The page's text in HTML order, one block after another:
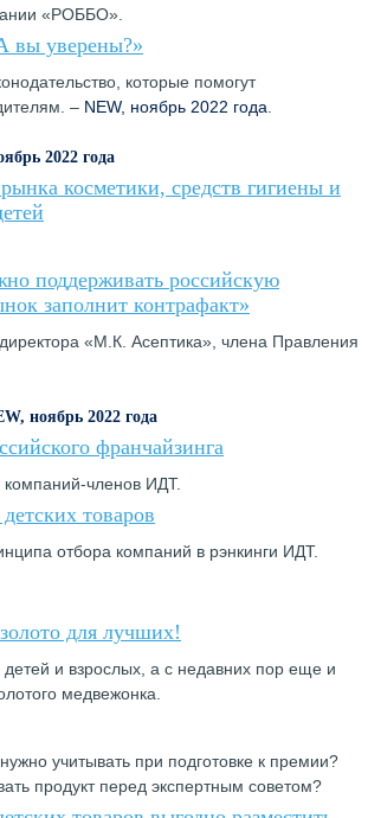
«РОББО».
вы уверены?»
которые помогут
– NEW, ноябрь 2022 года
2022 года
косметики, средств гигиены и
поддерживать российскую
заполнит контрафакт»
«М.К. Асептика», члена Правления
ноябрь 2022 года
франчайзинга
компаний-членов ИДТ.
товаров
отбора компаний в рэнкинги ИДТ.
для лучших!
и взрослых, а с недавних пор еще и
медвежонка.
учитывать при подготовке к премии?
продукт перед экспертным советом?